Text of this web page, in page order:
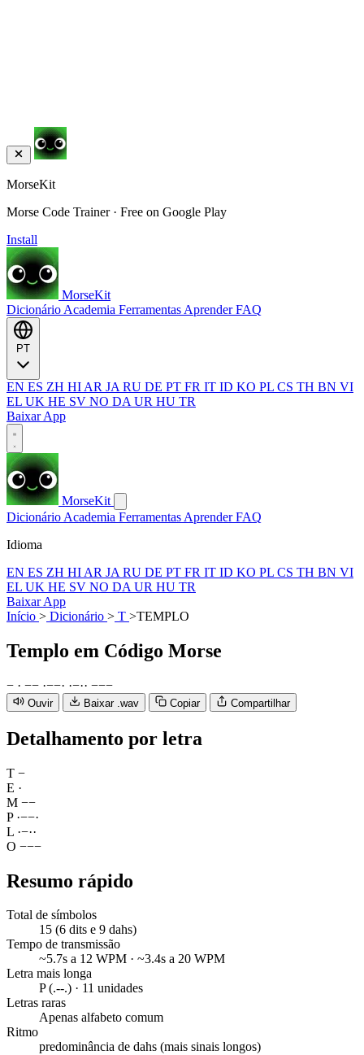
MorseKit
Morse Code Trainer · Free on Google Play
Install
MorseKit
Dicionário Academia Ferramentas AprenderFAQ
EN ES ZH HI AR JA RU DE PT FR IT ID KO PL CS TH BN VI
EL UK HE SV NO DA UR HU TR
Baixar App
MorseKit
Dicionário Academia Ferramentas AprenderFAQ
Idioma
EN ES ZH HI AR JA RU DE PT FR IT ID KO PL CS TH BN VI
EL UK HE SV NO DA UR HU TR
Baixar App
Início > Dicionário > T >TEMPLO
Templo em Código Morse
− · −− ·−−· ·−·· −−−
Ouvir Baixar .wav Copiar Compartilhar
Detalhamento por letra
T −
E ·
M −−
P ·−−·
L ·−··
O −−−
Resumo rápido
Total de símbolos
15 (6 dits e 9 dahs)
Tempo de transmissão
~5.7s a 12 WPM · ~3.4s a 20 WPM
Letra mais longa
P (.--.) · 11 unidades
Letras raras
Apenas alfabeto comum
Ritmo
predominância de dahs (mais sinais longos)